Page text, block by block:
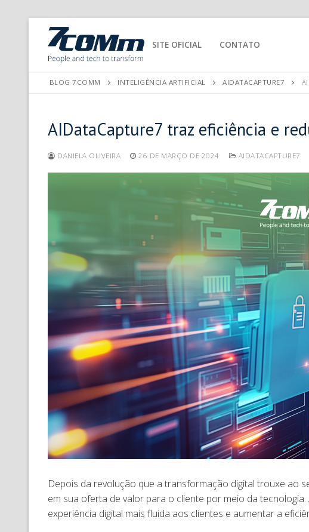
SITE OFICIAL CONTATO
BLOG 7COMM INTELIGÊNCIA ARTIFICIAL AIDATACAPTURE7
AIDataCapture7 traz eficiência e
DANIELA OLIVEIRA 26 DE MARÇO DE 2024 AIDATACAPTURE7
Depois da revolução que a transformação digital trouxe ao
em sua oferta de valor para o cliente por meio da
experiência digital mais fluida aos clientes e aumentar a